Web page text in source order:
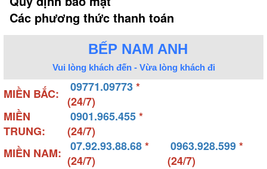
Các phương thức thanh toán
BẾP NAM ANH
Vui lòng khách đến - Vừa lòng khách đi
MIỀN BẮC: 09771.09773*
(24/7)
MIỀN
TRUNG:
0901.965.455*
(24/7)
MIỀN NAM:
07.92.93.88.68*
(24/7)
0963.928.599*
(24/7)